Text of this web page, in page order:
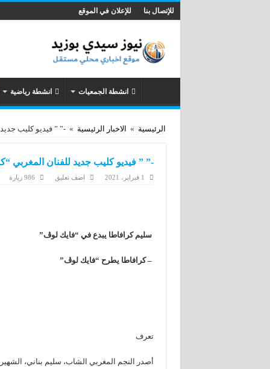
للإتصال بنا للإعلان في الموقع
انشطة الجمعيات انشطة رياضية
الرئيسية » الاخبار الرئيسية » -” ” فيديو كليب
-” ” فيديو كليب جديد للفنان المغربي
1 فبراير، 2021 اضف تعليق 986 زيارة
سليم كرافاطا يبدع في “فايك لوڤ”
–كرافاطا يطرح “فايك لوڤ”
تعرف
أصدر النجم المغربي الشاب، سليم بناني،